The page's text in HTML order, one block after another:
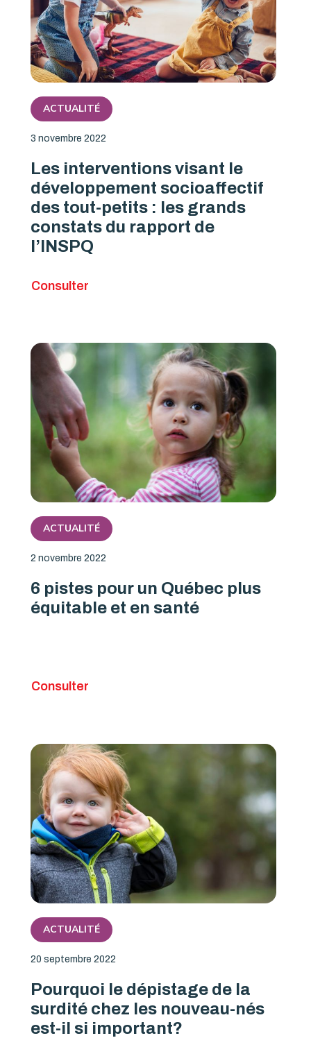
ACTUALITÉ
3 novembre 2022
Les interventions visant le
développement socioaffectif
des tout-petits : les grands
constats du rapport de
l’INSPQ
Consulter
ACTUALITÉ
2 novembre 2022
6 pistes pour un Québec plus
équitable et en santé
Consulter
ACTUALITÉ
20 septembre 2022
Pourquoi le dépistage de la
surdité chez les nouveau-nés
est-il si important?